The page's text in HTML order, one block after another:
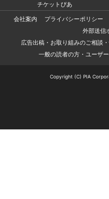
チケットぴあ
会社案内
プライバシーポリシー
外部送信
広告出稿・お取り組みのご相談
一般の読者の方・ユーザ
Copyright (C) PIA